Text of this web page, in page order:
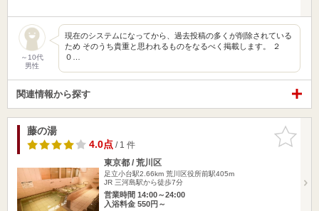
～10代
男性
現在のシステムになってから、過去投稿の多くが削除されている
ため そのうち貴重と思われるものをなるべく掲載します。 ２
０…
関連情報から探す
お気に入
りに追加
藤の湯
4.0点/ 1 件
東京都 / 荒川区
足立小台駅2.66km 荒川区役所前駅405m
JR 三河島駅から徒歩7分
営業時間 14:00～24:00
入浴料金 550円～